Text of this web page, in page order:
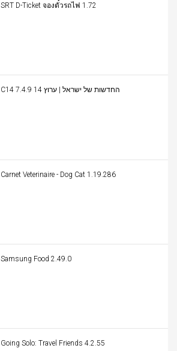
SRT D-Ticket จองตั๋วรถไฟ 1.72
C14 החדשות של ישראל | ערוץ 14 7.4.9
Carnet Veterinaire - Dog Cat 1.19.286
Samsung Food 2.49.0
Going Solo: Travel Friends 4.2.55